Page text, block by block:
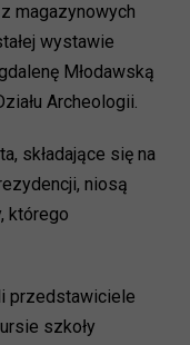
magazynowych
wystawie
Młodawską
Archeologii.
składające się na
niosą
którego
przedstawiciele
szkoły